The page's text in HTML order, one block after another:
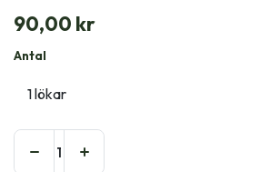
90,00 kr
Antal